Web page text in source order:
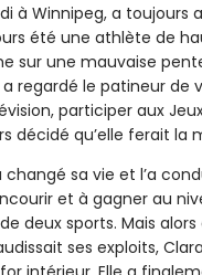
à Winnipeg, a toujours
été une athlète de
sur une mauvaise
regardé le patineur de
participer aux
décidé qu’elle ferait la
sa vie et l’a
et à gagner au
deux sports. Mais
ses exploits,